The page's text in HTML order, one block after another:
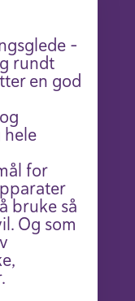
–
rundt
en god
hele
for
bruke så
Og som